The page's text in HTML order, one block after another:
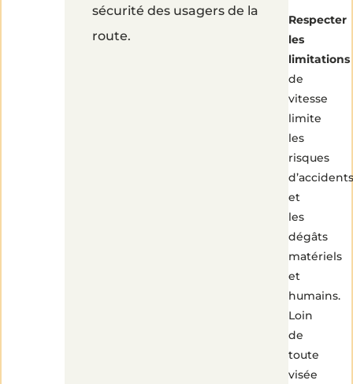
sécurité des usagers de la
route.
Respecter
les
limitations
de
vitesse
limite
les
risques
d’accidents
et
les
dégâts
matériels
et
humains.
Loin
de
toute
visée